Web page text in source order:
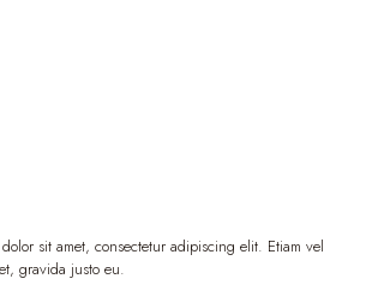
sit amet, consectetur adipiscing elit. Etiam vel
gravida justo eu.